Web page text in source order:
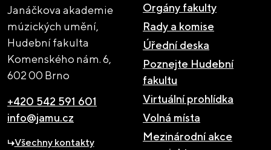
Janáčkova akademie
múzických umění,
Hudební fakulta
Komenského nám. 6,
602 00 Brno
+420 542 591 601
info@jamu.cz
Všechny kontakty
Orgány fakulty
Rady a komise
Úřední deska
Poznejte Hudební
fakultu
Virtuální prohlídka
Volná místa
Mezinárodní akce